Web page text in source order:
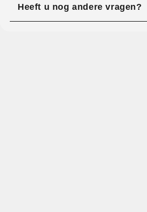
Heeft u nog andere vragen?